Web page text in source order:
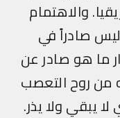
والاهتمام
صادراً في
هو صادر عن
روح التعصب
ولا يذر.